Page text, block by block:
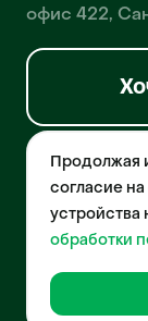
офис 422,
© 2026 Pet-Yes.
осуществляет
технологий,
собственного
порталов в
домашних
№2021612018 от
Продолжая
согласие
устройства
обработки